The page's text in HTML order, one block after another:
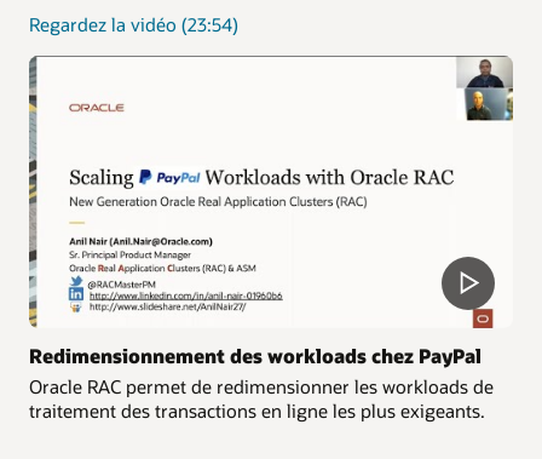
Regardez la vidéo Améliorez
avec
Oracle
(23:54)
Redimensionnement des workloads chez PayPal
Oracle RAC permet de redimensionner les workloads de
traitement des transactions en ligne les plus exigeants.